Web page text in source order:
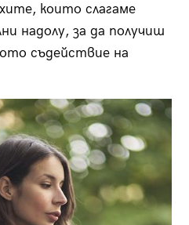
които слагаме
надолу, за да получиш
съдействие на